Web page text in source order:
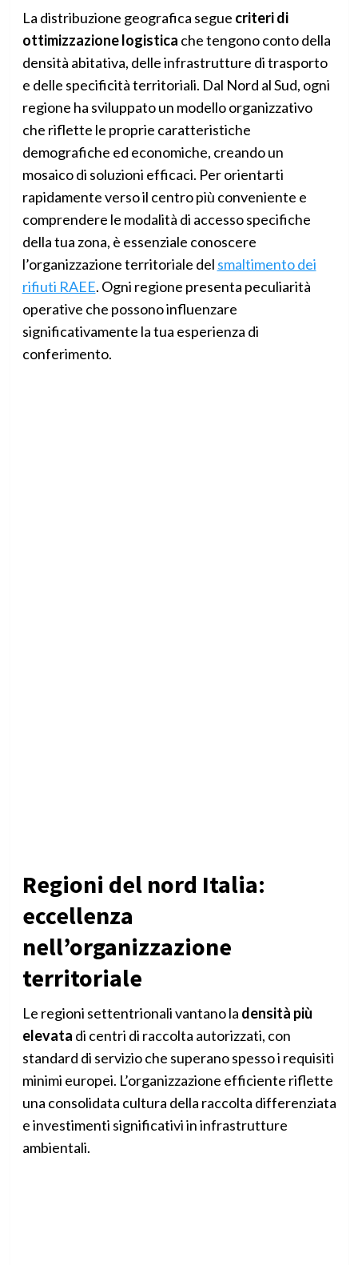
La distribuzione geografica segue criteri di
ottimizzazione logistica che tengono conto della
densità abitativa, delle infrastrutture di trasporto
e delle specificità territoriali. Dal Nord al Sud, ogni
regione ha sviluppato un modello organizzativo
che riflette le proprie caratteristiche
demografiche ed economiche, creando un
mosaico di soluzioni efficaci. Per orientarti
rapidamente verso il centro più conveniente e
comprendere le modalità di accesso specifiche
della tua zona, è essenziale conoscere
l’organizzazione territoriale del smaltimento dei
rifiuti RAEE. Ogni regione presenta peculiarità
operative che possono influenzare
significativamente la tua esperienza di
conferimento.
Regioni del nord Italia:
eccellenza
nell’organizzazione
territoriale
Le regioni settentrionali vantano la densità più
elevata di centri di raccolta autorizzati, con
standard di servizio che superano spesso i requisiti
minimi europei. L’organizzazione efficiente riflette
una consolidata cultura della raccolta differenziata
e investimenti significativi in infrastrutture
ambientali.